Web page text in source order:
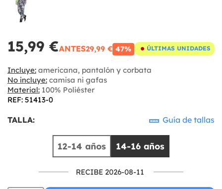
15,99 €ANTES29,99 € 47% ÚLTIMAS UNIDADES
Incluye: americana, pantalón y corbata
No incluye: camisa ni gafas
Material: 100% Poliéster
REF: 51413-0
TALLA: Guía de tallas
12-14 años 14-16 años
RECIBE 2026-08-11